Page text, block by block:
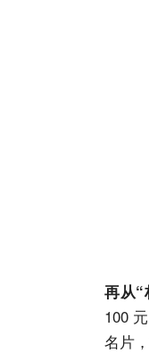
再从“
100
名片